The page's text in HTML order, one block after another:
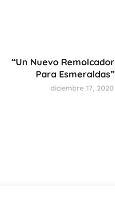
“Un Nuevo Remolcador
Para Esmeraldas”
diciembre 17, 2020